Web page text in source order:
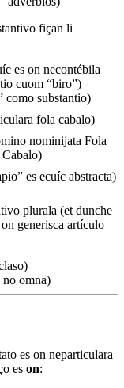
fiçan li
es on necontébila
cuom “biro”)
como substantio)
fola cabalo)
nominijata Fola
Cabalo)
es ecuíc abstracta)
plurala (et dunche
generisca artículo
omna)
es on neparticulara
es on: